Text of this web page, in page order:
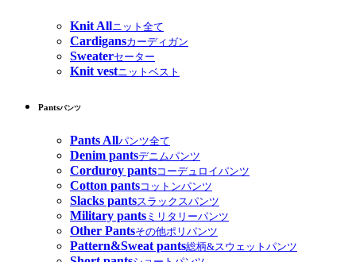
Knit Allニット全て
Cardigansカーディガン
Sweaterセーター
Knit vestニットベスト
Pantsパンツ
Pants Allパンツ全て
Denim pantsデニムパンツ
Corduroy pantsコーデュロイパンツ
Cotton pantsコットンパンツ
Slacks pantsスラックスパンツ
Military pants ミリタリーパンツ
Other Pantsその他ポリパンツ
Pattern&Sweat pants総柄&スウェットパンツ